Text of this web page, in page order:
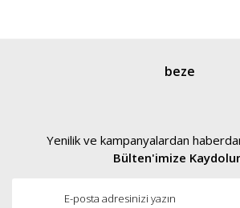
beze
Yenilik ve kampanyalardan
Bülten'imize